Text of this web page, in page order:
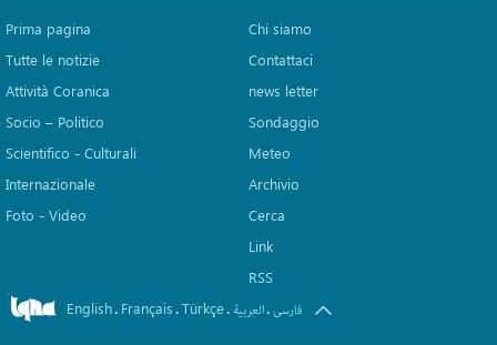
Prima pagina
Tutte le notizie
Attività Coranica
Socio – Politico
Scientifico - Culturali
Internazionale
Foto - Video
Chi siamo
Contattaci
news letter
Sondaggio
Meteo
Archivio
Cerca
Link
RSS
English. Français.Türkçe. العربیة.فارسی